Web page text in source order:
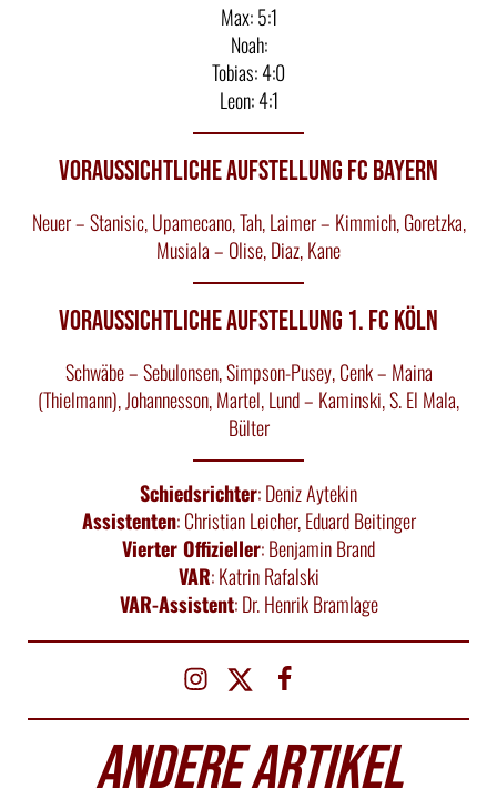
Max: 5:1
Noah:
Tobias: 4:0
Leon: 4:1
Voraussichtliche Aufstellung FC Bayern
Neuer – Stanisic, Upamecano, Tah, Laimer – Kimmich, Goretzka,
Musiala – Olise, Diaz, Kane
Voraussichtliche Aufstellung 1. FC Köln
Schwäbe – Sebulonsen, Simpson-Pusey, Cenk – Maina
(Thielmann), Johannesson, Martel, Lund – Kaminski, S. El Mala,
Bülter
Schiedsrichter: Deniz Aytekin
Assistenten: Christian Leicher, Eduard Beitinger
Vierter Offizieller: Benjamin Brand
VAR: Katrin Rafalski
VAR-Assistent: Dr. Henrik Bramlage
ANDERE ARTIKEL